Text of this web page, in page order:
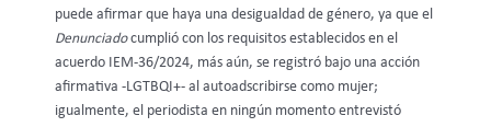
puede afirmar que haya una desigualdad de género, ya que el
Denunciadocumplió con los requisitos establecidos en el
acuerdo IEM-36/2024, más aún, se registró bajo una acción
afirmativa -LGTBQI+- al autoadscribirse como mujer;
igualmente, el periodista en ningún momento entrevistó